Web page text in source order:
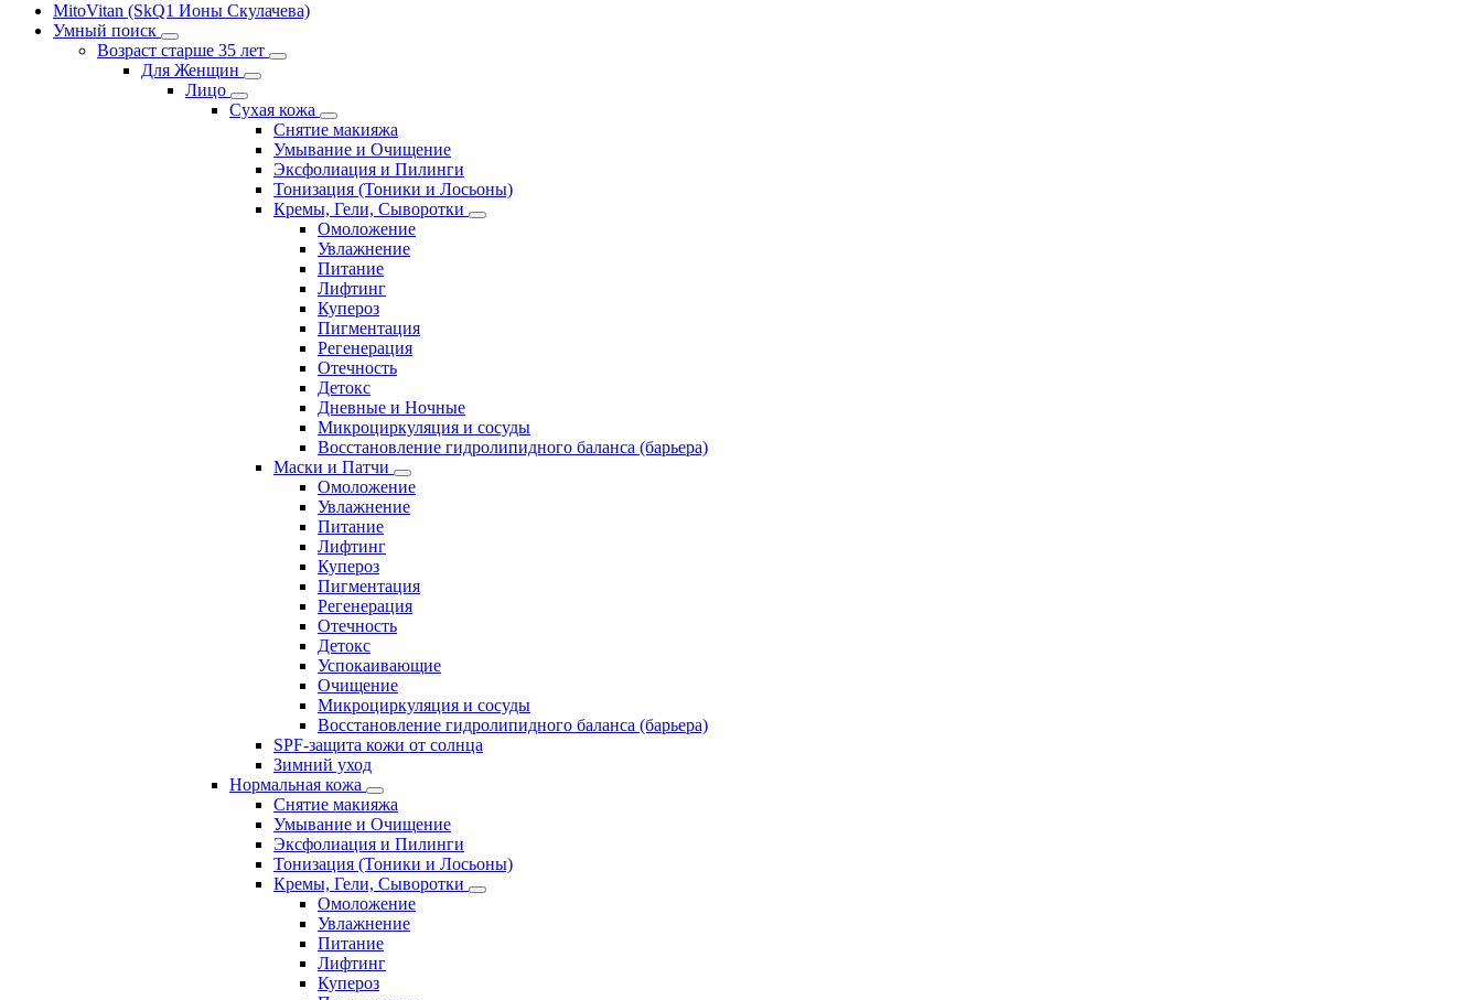
MitoVitan (SkQ1 Ионы Скулачева)
Умный поиск
Возраст старше 35 лет
Для Женщин
Лицо
Сухая кожа
Снятие макияжа
Умывание и Очищение
Эксфолиация и Пилинги
Тонизация (Тоники и Лосьоны)
Кремы, Гели, Сыворотки
Омоложение
Увлажнение
Питание
Лифтинг
Купероз
Пигментация
Регенерация
Отечность
Детокс
Дневные и Ночные
Микроциркуляция и сосуды
Восстановление гидролипидного баланса (барьера)
Маски и Патчи
Омоложение
Увлажнение
Питание
Лифтинг
Купероз
Пигментация
Регенерация
Отечность
Детокс
Успокаивающие
Очищение
Микроциркуляция и сосуды
Восстановление гидролипидного баланса (барьера)
SPF-защита кожи от солнца
Зимний уход
Нормальная кожа
Снятие макияжа
Умывание и Очищение
Эксфолиация и Пилинги
Тонизация (Тоники и Лосьоны)
Кремы, Гели, Сыворотки
Омоложение
Увлажнение
Питание
Лифтинг
Купероз